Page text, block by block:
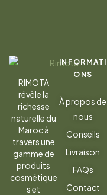
RIMOTA
révèle la
richesse
naturelle du
Maroc à
travers une
gamme de
produits
cosmétique
s et
INFORMATI
ONS
À propos de
nous
Conseils
Livraison
FAQs
Contact